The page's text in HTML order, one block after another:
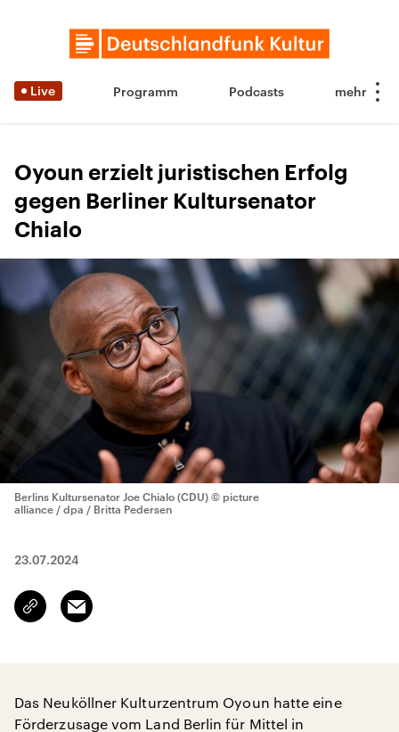
Live Programm Podcasts
Oyoun erzielt juristischen Erfolg
gegen Berliner Kultursenator
Chialo
Berlins Kultursenator Joe Chialo (CDU) © picture
alliance / dpa / Britta Pedersen
23.07.2024
Link
kopieren/teilen
Email
Das Neuköllner Kulturzentrum Oyoun hatte eine
Förderzusage vom Land Berlin für Mittel in